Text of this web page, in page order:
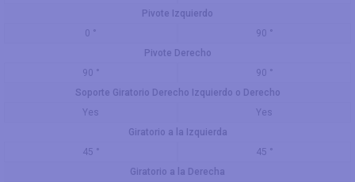
Pivote Izquierdo
0 °
90 °
Pivote Derecho
90 °
90 °
Soporte Giratorio Derecho Izquierdo o Derecho
Yes
Yes
Giratorio a la Izquierda
45 °
45 °
Giratorio a la Derecha